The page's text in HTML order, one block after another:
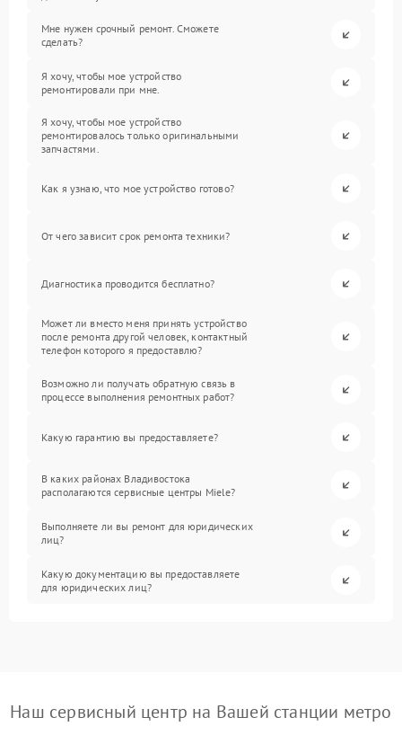
Мне нужен срочный ремонт. Сможете
сделать?
Я хочу, чтобы мое устройство
ремонтировали при мне.
Я хочу, чтобы мое устройство
ремонтировалось только оригинальными
запчастями.
Как я узнаю, что мое устройство готово?
От чего зависит срок ремонта техники?
Диагностика проводится бесплатно?
Может ли вместо меня принять устройство
после ремонта другой человек, контактный
телефон которого я предоставлю?
Возможно ли получать обратную связь в
процессе выполнения ремонтных работ?
Какую гарантию вы предоставляете?
В каких районах Владивостока
располагаются сервисные центры Miele?
Выполняете ли вы ремонт для юридических
лиц?
Какую документацию вы предоставляете
для юридических лиц?
Наш сервисный центр на Вашей станции метро